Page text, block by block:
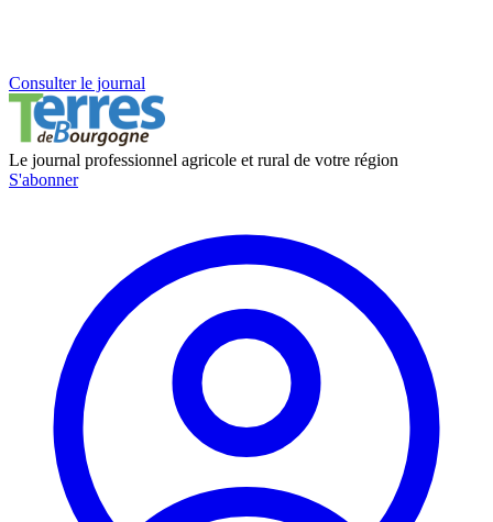
Consulter le journal
Le journal professionnel agricole et rural de votre région
S'abonner